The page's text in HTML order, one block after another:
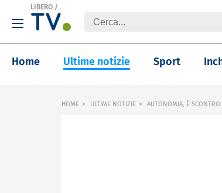
LIBERO /
Home Ultime notizie Sport
HOME ULTIME NOTIZIE AUTONOMIA, È SCONTRO